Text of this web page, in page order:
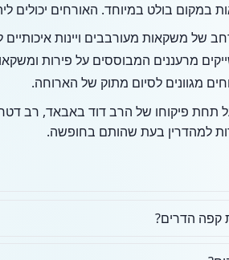
בולט במיוחד. האורחים יכולים
של משקאות מעורבבים ויינות איכותיים
מרעננים המבוססים על פירות
מגוונים לסיום מתוק של הארוחה.
למהדרין בעת שהותם בחופשה.
קפה הדרים?